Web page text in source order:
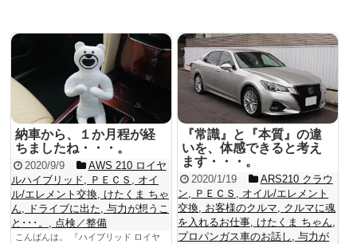
納車から、１か月程が経
ちましたね・・・。
2020/9/9
AWS 210 ロイヤ
ルハイブリッド, ＰＥＣＳ , オイ
ル/エレメント交換, けたくま ちゃ
ん, ドライブに出た, 与力が想うこ
と･･･。 , 点検／整備
こんばんは。 『ハイブリッド ロイヤ
『常識』と『本質』の違
いを、体感できると考え
ます・・・。
2020/1/19
ARS210 クラウ
ン, ＰＥＣＳ , オイル/エレメント
交換, お客様のクルマ, クルマに魂
を入れるお仕事, けたくま ちゃん,
プロパンガス車のお話し ,与力が